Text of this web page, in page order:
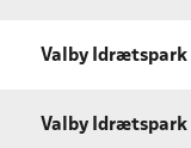
Valby Idrætspark
Valby Idrætspark